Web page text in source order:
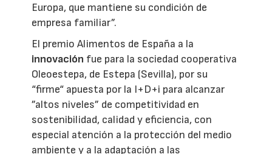
Europa, que mantiene su condición de
empresa familiar”.
El premio Alimentos de España a la
innovación fue para la sociedad cooperativa
Oleoestepa, de Estepa (Sevilla), por su
“firme“ apuesta por la I+D+i para alcanzar
”altos niveles” de competitividad en
sostenibilidad, calidad y eficiencia, con
especial atención a la protección del medio
ambiente y a la adaptación a las